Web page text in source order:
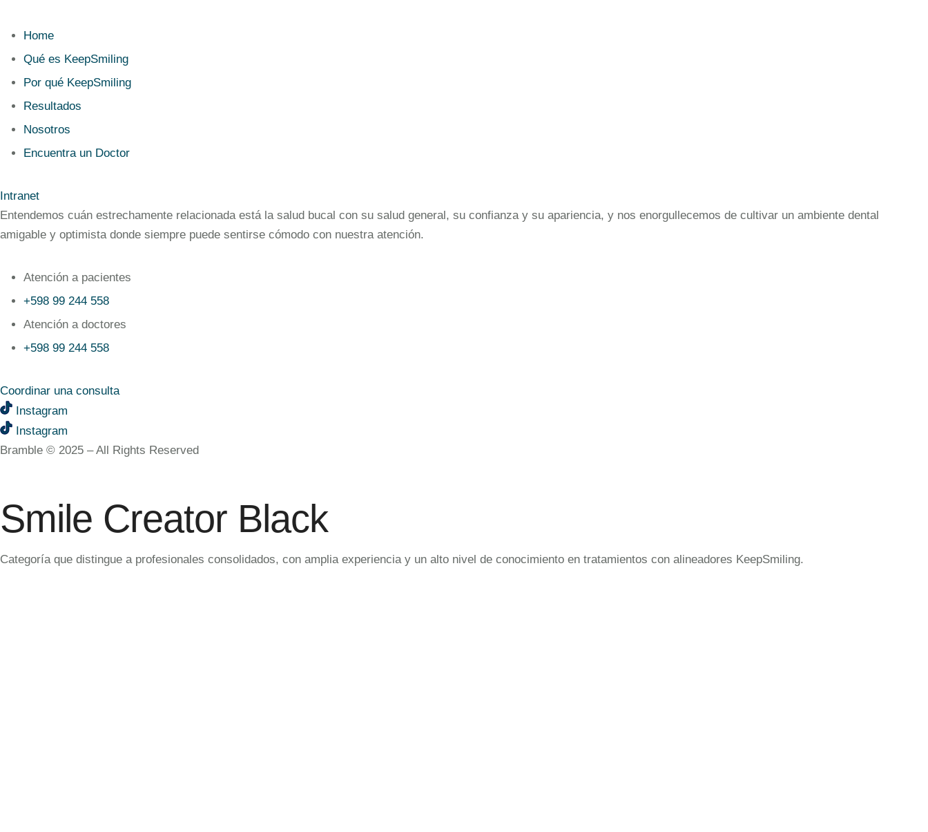
Home
Qué es KeepSmiling
Por qué KeepSmiling
Resultados
Nosotros
Encuentra un Doctor
Intranet
Entendemos cuán estrechamente relacionada está la salud bucal con su salud general, su confianza y su apariencia, y nos enorgullecemos de cultivar un ambiente dental
amigable y optimista donde siempre puede sentirse cómodo con nuestra atención.
Atención a pacientes
+598 99 244 558
Atención a doctores
+598 99 244 558‬‬
Coordinar una consulta
Instagram
Instagram
Bramble © 2025 – All Rights Reserved
Smile Creator Black
Categoría que distingue a profesionales consolidados, con amplia experiencia y un alto nivel de conocimiento en tratamientos con alineadores KeepSmiling.